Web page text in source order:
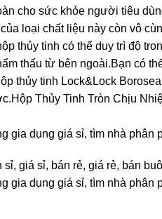
cho sức khỏe người tiêu
loại chất liệu này còn vô
thủy tinh có thể duy trì độ
thấu từ bên ngoài.Bạn có
thủy tinh Lock&Lock
Thủy Tinh Tròn Chịu
gia dụng giá sỉ, tìm nhà phân
giá sỉ, bán rẻ, giá rẻ, bán
gia dụng giá sỉ, tìm nhà phân